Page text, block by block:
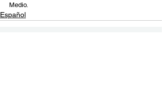
Medio.
Español